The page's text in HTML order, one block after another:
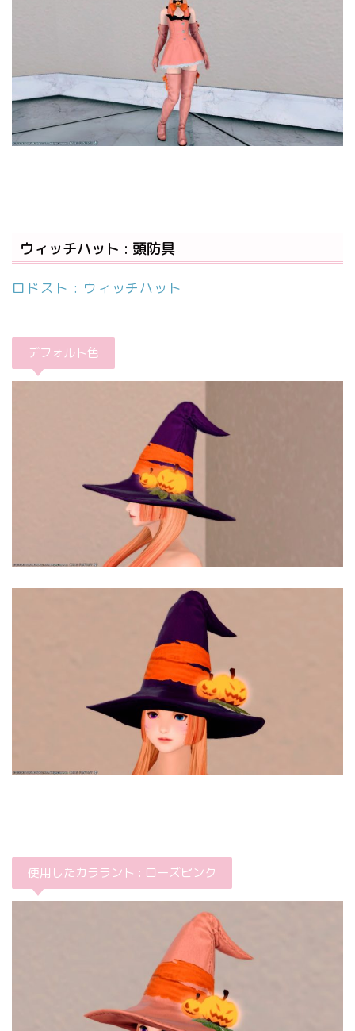
ウィッチハット : 頭防具
ロドスト : ウィッチハット
デフォルト色
使用したカララント : ローズピンク